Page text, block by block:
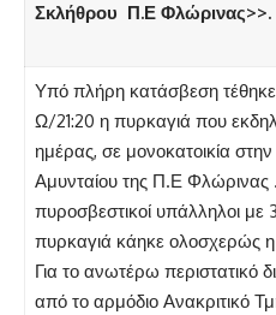
Σκλήθρου Π.Ε Φλώρινας>>.
Υπό πλήρη κατάσβεση
Ω/21:20 η πυρκαγιά που
ημέρας, σε μονοκατοικία
Αμυνταίου της Π.Ε
πυροσβεστικοί υπάλληλοι
πυρκαγιά κάηκε ολοσχερώς η
Για το ανωτέρω περιστατικό
από το αρμόδιο Ανακριτικό